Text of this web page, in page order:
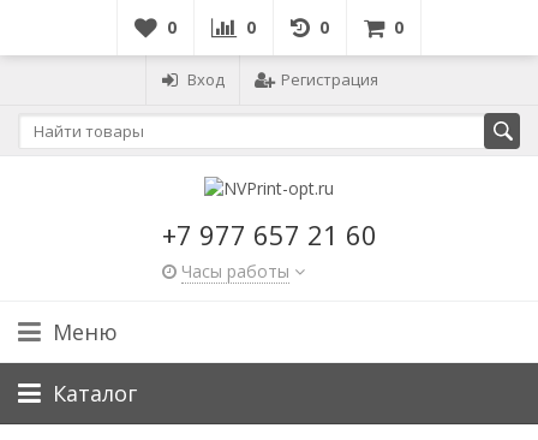
0 0 0 0
Вход Регистрация
+7 977 657 21 60
Часы работы
Меню
Каталог